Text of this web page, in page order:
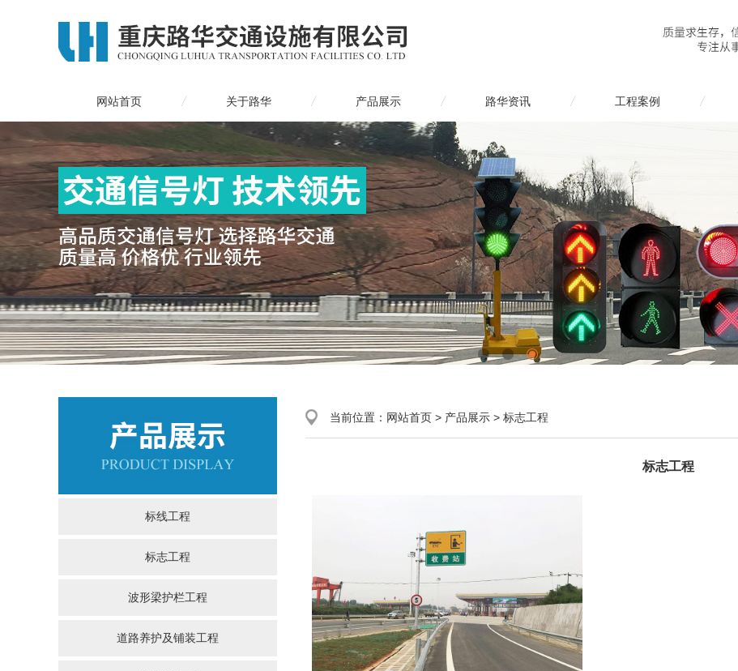
网站首页 关于路华 产品展示 路华资讯 工程案例
标线工程
标志工程
波形梁护栏工程
道路养护及铺装工程
当前位置： 网站首页 > 产品展示 > 标志工程
标志工程